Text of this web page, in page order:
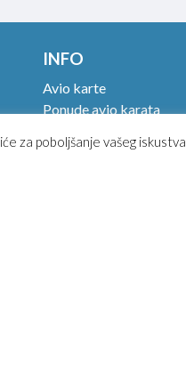
INFO
Avio karte
Ponude avio karata
Online check in!
za poboljšanje vašeg